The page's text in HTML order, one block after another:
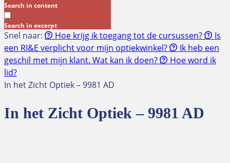
Search in content
Search in excerpt
Snel naar: Hoe krijg ik toegang tot de cursussen?
Is
een RI&E verplicht voor mijn optiekwinkel?
Ik heb een
geschil met mijn klant. Wat kan ik doen?
Hoe word ik
lid?
In het Zicht Optiek – 9981 AD
In het Zicht Optiek – 9981 AD